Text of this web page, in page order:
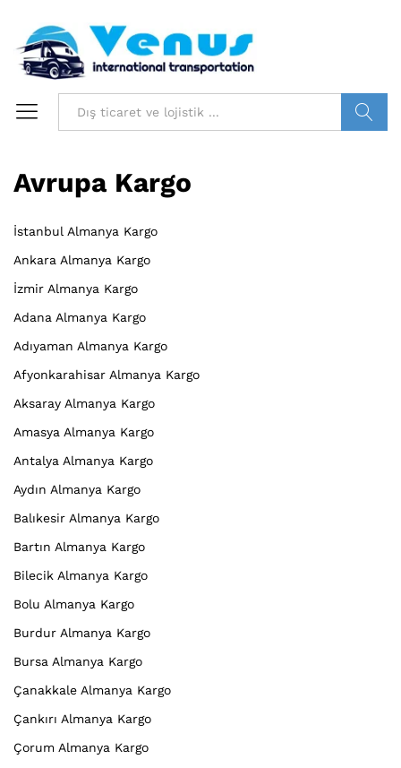
Avrupa Kargo
İstanbul Almanya Kargo
Ankara Almanya Kargo
İzmir Almanya Kargo
Adana Almanya Kargo
Adıyaman Almanya Kargo
Afyonkarahisar Almanya Kargo
Aksaray Almanya Kargo
Amasya Almanya Kargo
Antalya Almanya Kargo
Aydın Almanya Kargo
Balıkesir Almanya Kargo
Bartın Almanya Kargo
Bilecik Almanya Kargo
Bolu Almanya Kargo
Burdur Almanya Kargo
Bursa Almanya Kargo
Çanakkale Almanya Kargo
Çankırı Almanya Kargo
Çorum Almanya Kargo